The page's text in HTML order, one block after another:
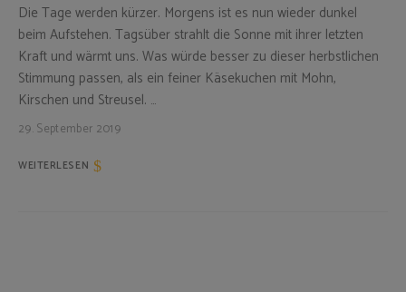
Die Tage werden kürzer. Morgens ist es nun wieder dunkel
beim Aufstehen. Tagsüber strahlt die Sonne mit ihrer letzten
Kraft und wärmt uns. Was würde besser zu dieser herbstlichen
Stimmung passen, als ein feiner Käsekuchen mit Mohn,
Kirschen und Streusel. …
29. September 2019
WEITERLESEN